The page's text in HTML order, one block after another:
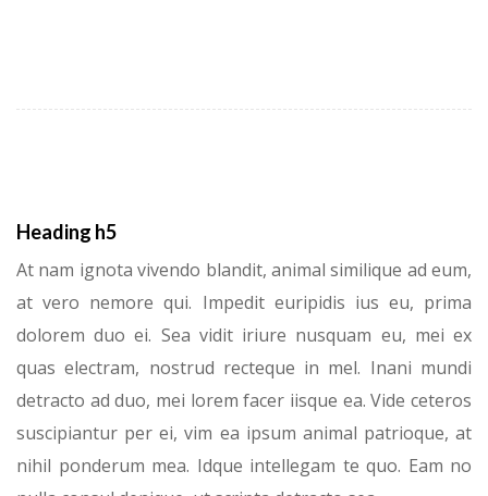
Heading h5
At nam ignota vivendo blandit, animal similique ad eum,
at vero nemore qui. Impedit euripidis ius eu, prima
dolorem duo ei. Sea vidit iriure nusquam eu, mei ex
quas electram, nostrud recteque in mel. Inani mundi
detracto ad duo, mei lorem facer iisque ea. Vide ceteros
suscipiantur per ei, vim ea ipsum animal patrioque, at
nihil ponderum mea. Idque intellegam te quo. Eam no